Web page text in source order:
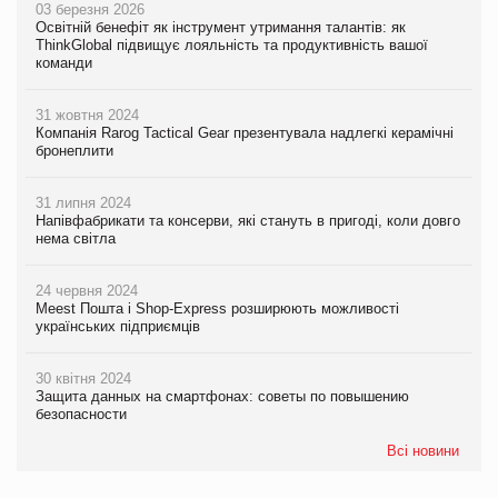
03 березня 2026
Освітній бенефіт як інструмент утримання талантів: як
ThinkGlobal підвищує лояльність та продуктивність вашої
команди
31 жовтня 2024
Компанія Rarog Tactical Gear презентувала надлегкі керамічні
бронеплити
31 липня 2024
Напівфабрикати та консерви, які стануть в пригоді, коли довго
нема світла
24 червня 2024
Meest Пошта і Shop-Express розширюють можливості
українських підприємців
30 квітня 2024
Защита данных на смартфонах: советы по повышению
безопасности
Всі новини